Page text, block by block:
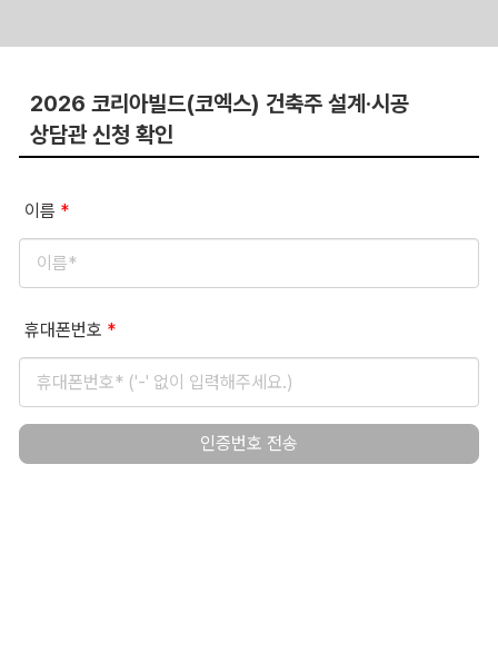
content2026 코리아빌드(코엑스) 건축주 설계·시공
상담관 신청 확인
이름 *
휴대폰번호 *
인증번호 전송